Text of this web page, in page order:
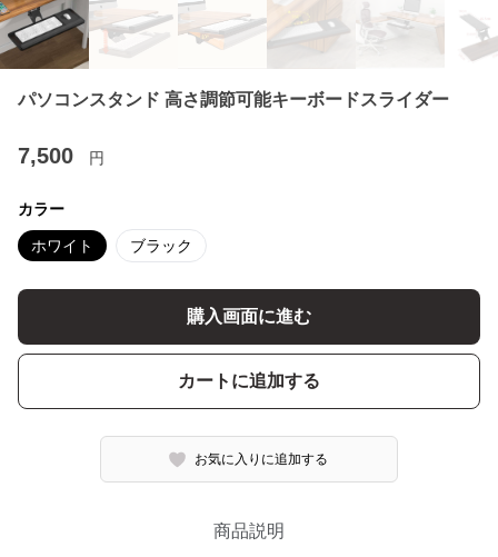
パソコンスタンド 高さ調節可能キーボードスライダー
7,500 円
カラー
ホワイト ブラック
購入画面に進む
カートに追加する
お気に入りに追加する
商品説明